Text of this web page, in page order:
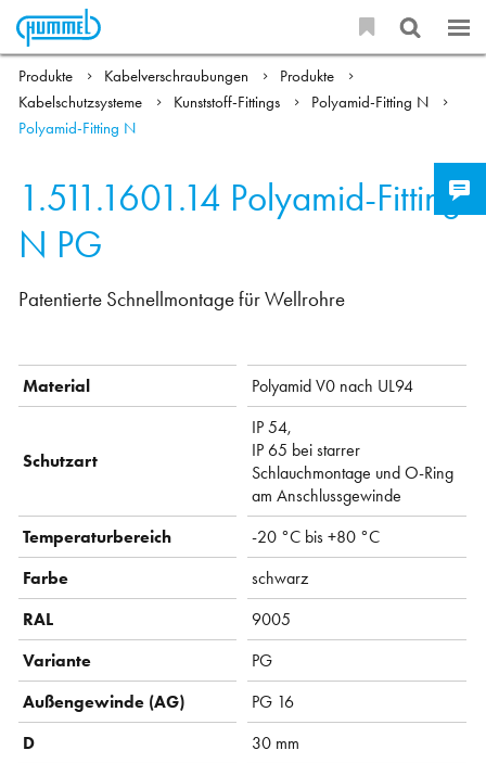
Produkte Kabelverschraubungen
Produkte
Kabelschutzsysteme
Kunststoff-Fittings
Polyamid-Fitting N
Polyamid-Fitting N
1.511.1601.14 Polyamid-Fitting
N PG
Patentierte Schnellmontage für Wellrohre
Material Polyamid V0 nach UL94
Schutzart
IP 54,
IP 65 bei starrer
Schlauchmontage und O-Ring
am Anschlussgewinde
Temperaturbereich
-20 °C bis +80 °C
Farbe
schwarz
RAL
9005
Variante
PG
Außengewinde (AG)
PG 16
D
30 mm